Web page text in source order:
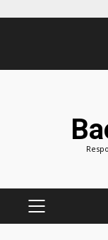
MENU
PRINCIPAL